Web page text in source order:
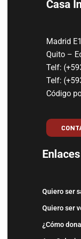
Casa
Madrid
Quito –
Telf:
Telf:
Código
Quiero ser
Quiero ser
¿Cómo